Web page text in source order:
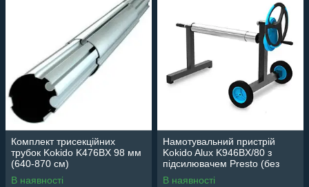
Комплект трисекційних
трубок Kokido K476BX 98 мм
(640-870 см)
В наявності
Намотувальний пристрій
Kokido Alux K946BX/80 з
підсилювачем Presto (без
трубок)
В наявності